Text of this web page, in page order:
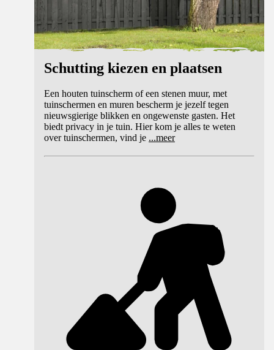
Schutting kiezen en plaatsen
Een houten tuinscherm of een stenen muur, met
tuinschermen en muren bescherm je jezelf tegen
nieuwsgierige blikken en ongewenste gasten. Het
biedt privacy in je tuin. Hier kom je alles te weten
over tuinschermen, vind je ...meer